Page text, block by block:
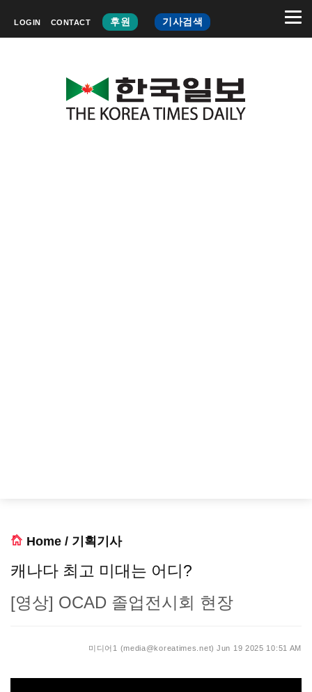
LOGIN CONTACT 후원 기사검색
Home / 기획기사
캐나다 최고 미대는 어디?
[영상] OCAD 졸업전시회 현장
미디어1 (media@koreatimes.net) Jun 19 2025 10:51 AM